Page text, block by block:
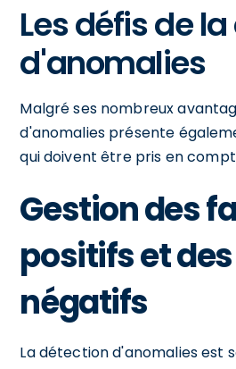
Les défis de
d'anomalies
Malgré ses nombreux
d'anomalies présente
qui doivent être pris en
Gestion des
positifs et
négatifs
La détection d'anomalies est